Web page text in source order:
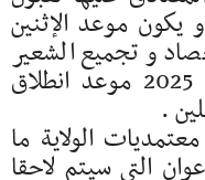
يكون موعد الإثنين
حصاد و تجميع الشعير
والتريتيكال والثلاثاء 10 جوان 2025 موعد انطلاق
.
الولاية ما
التي سيتم لاحقا